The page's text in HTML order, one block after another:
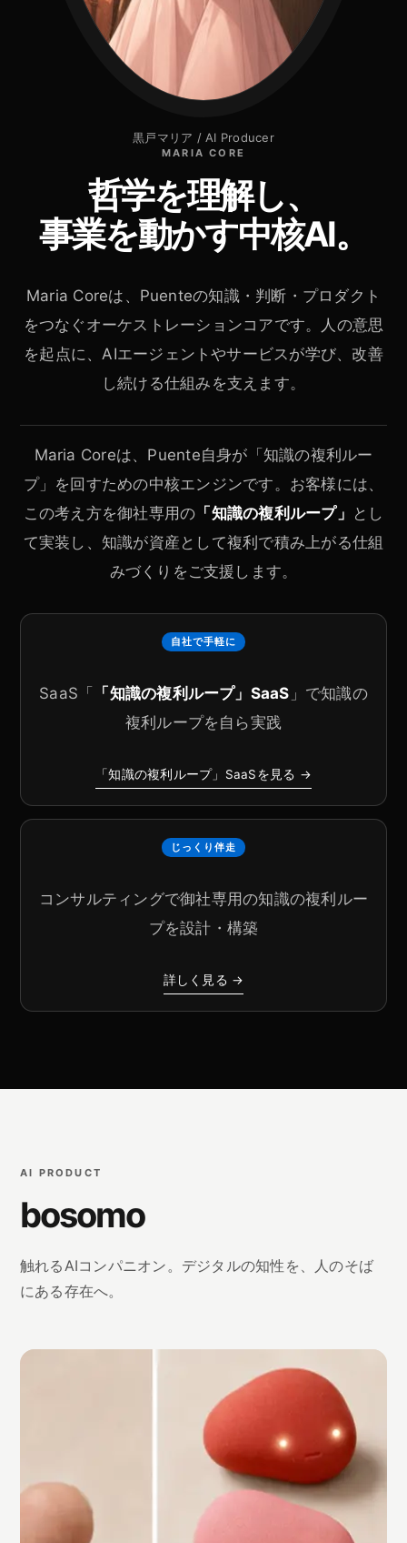
MARIA CORE
哲学を理解し、
事業を動かす中核AI。
Maria Coreは、Puenteの知識・判断・プロダクト
をつなぐオーケストレーションコアです。人の意思
を起点に、AIエージェントやサービスが学び、改善
し続ける仕組みを支えます。
Maria Coreは、Puente自身が「知識の複利ルー
プ」を回すための中核エンジンです。お客様には、
この考え方を御社専用の 「知識の複利ループ」 とし
て実装し、知識が資産として複利で積み上がる仕組
みづくりをご支援します。
自社で手軽に
SaaS「 「知識の複利ループ」SaaS 」で知識の
複利ループを自ら実践
「知識の複利ループ」SaaSを見る →
じっくり伴走
コンサルティングで御社専用の知識の複利ルー
プを設計・構築
詳しく見る →
黒戸マリア / AI Producer
AI PRODUCT
bosomo
触れるAIコンパニオン。デジタルの知性を、人のそば
にある存在へ。